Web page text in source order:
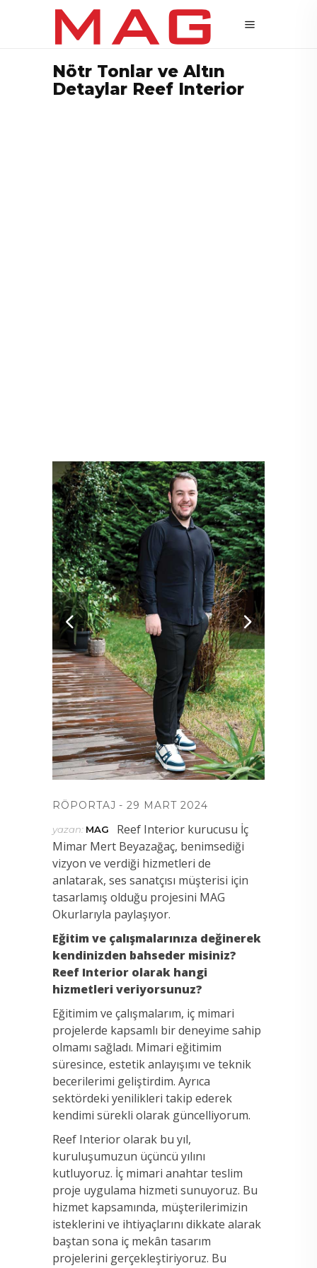
Nötr Tonlar ve Altın
Detaylar Reef Interior
RÖPORTAJ 29 MART 2024
yazan: MAG
Reef Interior kurucusu İç
Mimar Mert Beyazağaç, benimsediği
vizyon ve verdiği hizmetleri de
anlatarak, ses sanatçısı müşterisi için
tasarlamış olduğu projesini MAG
Okurlarıyla paylaşıyor.
Eğitim ve çalışmalarınıza değinerek
kendinizden bahseder misiniz?
Reef Interior olarak hangi
hizmetleri veriyorsunuz?
Eğitimim ve çalışmalarım, iç mimari
projelerde kapsamlı bir deneyime sahip
olmamı sağladı. Mimari eğitimim
süresince, estetik anlayışımı ve teknik
becerilerimi geliştirdim. Ayrıca
sektördeki yenilikleri takip ederek
kendimi sürekli olarak güncelliyorum.
Reef Interior olarak bu yıl,
kuruluşumuzun üçüncü yılını
kutluyoruz. İç mimari anahtar teslim
proje uygulama hizmeti sunuyoruz. Bu
hizmet kapsamında, müşterilerimizin
isteklerini ve ihtiyaçlarını dikkate alarak
baştan sona iç mekân tasarım
projelerini gerçekleştiriyoruz. Bu